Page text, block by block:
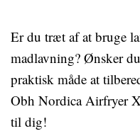
Er du træt af at bruge
madlavning? Ønsker
praktisk måde at
Obh Nordica Airfryer
til dig!